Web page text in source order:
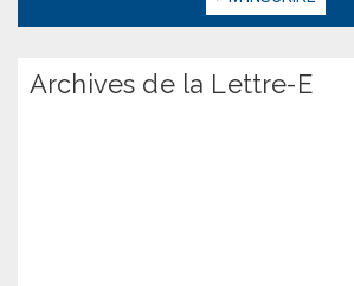
Archives de la Lettre-E